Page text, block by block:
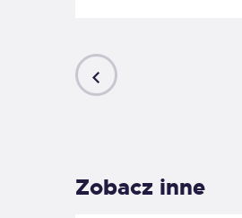
Zobacz inne